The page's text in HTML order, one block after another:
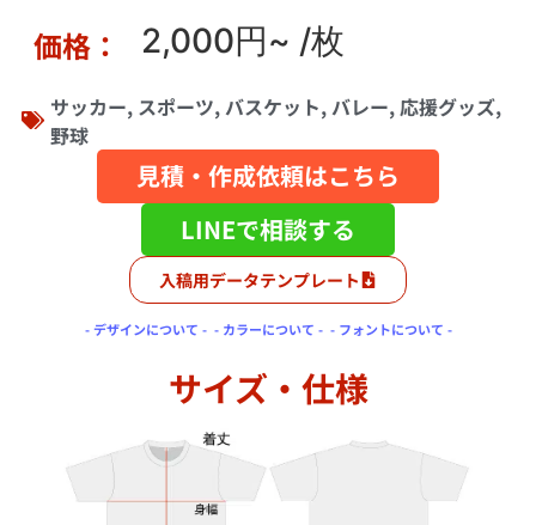
価格： 2,000円~ /枚
サッカー, スポーツ,バスケット,バレー,応援グッズ,
野球
見積・作成依頼はこちら
LINEで相談する
入稿用データテンプレート
- デザインについて - - カラーについて - - フォントについて -
サイズ・仕様